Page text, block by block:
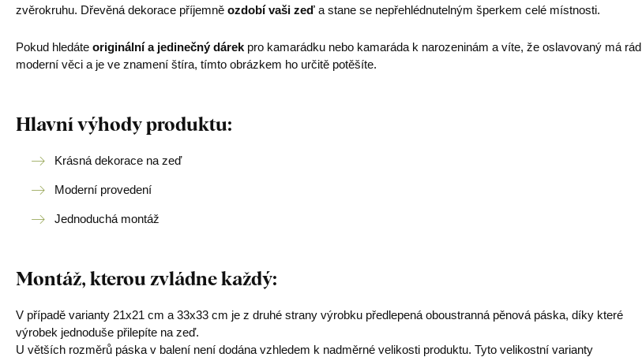
zvěrokruhu. Dřevěná dekorace příjemně ozdobí vaši zeď a stane se nepřehlédnutelným šperkem celé místnosti.
Pokud hledáte originální a jedinečný dárek pro kamarádku nebo kamaráda k narozeninám a víte, že oslavovaný má rád
moderní věci a je ve znamení štíra, tímto obrázkem ho určitě potěšíte.
Hlavní výhody produktu:
Krásná dekorace na zeď
Moderní provedení
Jednoduchá montáž
Montáž, kterou zvládne každý:
V případě varianty 21x21 cm a 33x33 cm je z druhé strany výrobku předlepená oboustranná pěnová páska, díky které
výrobek jednoduše přilepíte na zeď.
U větších rozměrů páska v balení není dodána vzhledem k nadměrné velikosti produktu. Tyto velikostní varianty